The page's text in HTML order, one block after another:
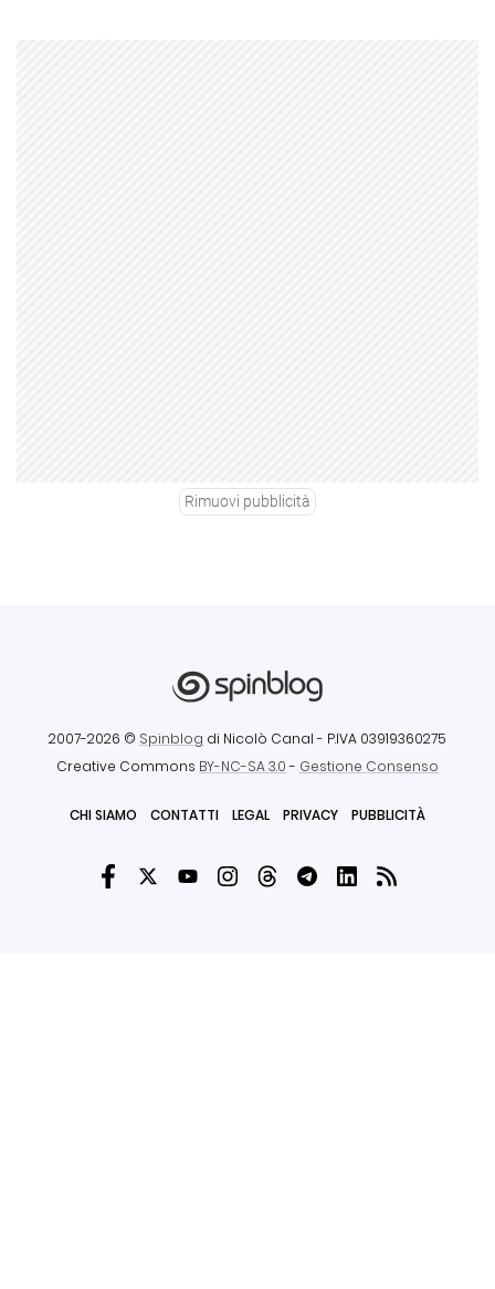
Rimuovi pubblicità
2007-2026 © Spinblog di Nicolò Canal - P.IVA 03919360275
Creative Commons BY-NC-SA 3.0- Gestione Consenso
CHI SIAMO CONTATTI LEGAL PRIVACY PUBBLICITÀ